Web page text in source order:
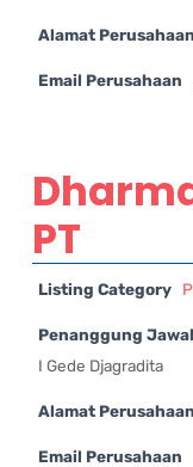
Alamat Perusahaan
Email Perusahaan
PT
Listing Category
Penanggung
I Gede Djagradita
Alamat Perusahaan
Email Perusahaan